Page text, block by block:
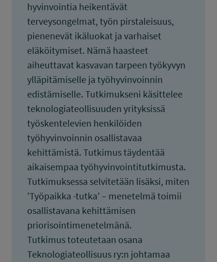
hyvinvointia heikentävät
terveysongelmat, työn pirstaleisuus,
pienenevät ikäluokat ja varhaiset
eläköitymiset. Nämä haasteet
aiheuttavat kasvavan tarpeen työkyvyn
ylläpitämiselle ja työhyvinvoinnin
edistämiselle. Tutkimukseni käsittelee
teknologiateollisuuden yrityksissä
työskentelevien henkilöiden
työhyvinvoinnin osallistavaa
kehittämistä. Tutkimus täydentää
aikaisempaa työhyvinvointitutkimusta.
Tutkimuksessa selvitetään lisäksi, miten
’Työpaikka -tutka’ – menetelmä toimii
osallistavana kehittämisen
priorisointimenetelmänä.
Tutkimus toteutetaan osana
Teknologiateollisuus ry:n johtamaa